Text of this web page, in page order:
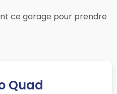
ce garage pour prendre
Quad